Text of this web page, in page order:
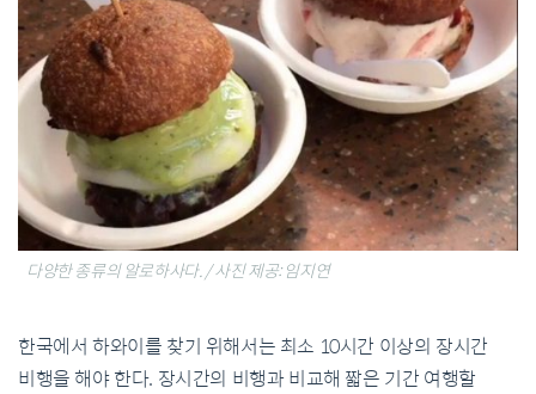
다양한 종류의 알로하사다. / 사진 제공: 임지연
한국에서 하와이를 찾기 위해서는 최소 10시간 이상의 장시간
비행을 해야 한다. 장시간의 비행과비교해 짧은 기간 여행할